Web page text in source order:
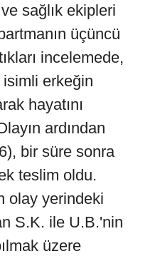
sağlık ekipleri
üçüncü
incelemede,
erkeğin
hayatını
ardından
bir süre sonra
teslim oldu.
olay yerindeki
S.K. ile U.B.'nin
üzere